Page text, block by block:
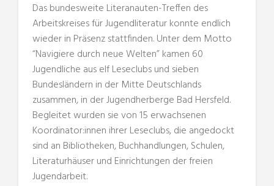
Das bundesweite Literanauten-Treffen des
Arbeitskreises für Jugendliteratur konnte endlich
wieder in Präsenz stattfinden. Unter dem Motto
“Navigiere durch neue Welten” kamen 60
Jugendliche aus elf Leseclubs und sieben
Bundesländern in der Mitte Deutschlands
zusammen, in der Jugendherberge Bad Hersfeld.
Begleitet wurden sie von 15 erwachsenen
Koordinator:innen ihrer Leseclubs, die angedockt
sind an Bibliotheken, Buchhandlungen, Schulen,
Literaturhäuser und Einrichtungen der freien
Jugendarbeit.